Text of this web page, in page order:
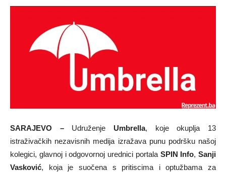
SARAJEVO –Udruženje Umbrella, koje okuplja 13
istraživačkih nezavisnih medija izražava punu podršku našoj
kolegici, glavnoj i odgovornoj urednici portala SPIN Info, Sanji
Vasković, koja je suočena s pritiscima i optužbama za